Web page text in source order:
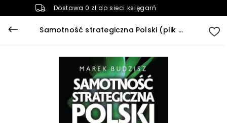
Dostawa 0 zł do sieci księgarń
Samotność strategiczna Polski (plik audio)